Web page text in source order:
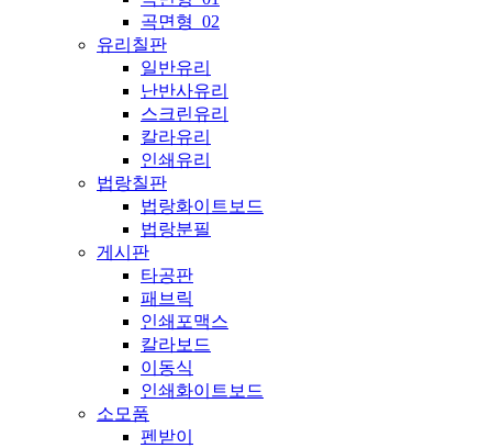
곡면형_02
유리칠판
일반유리
난반사유리
스크린유리
칼라유리
인쇄유리
법랑칠판
법랑화이트보드
법랑분필
게시판
타공판
패브릭
인쇄포맥스
칼라보드
이동식
인쇄화이트보드
소모품
펜받이